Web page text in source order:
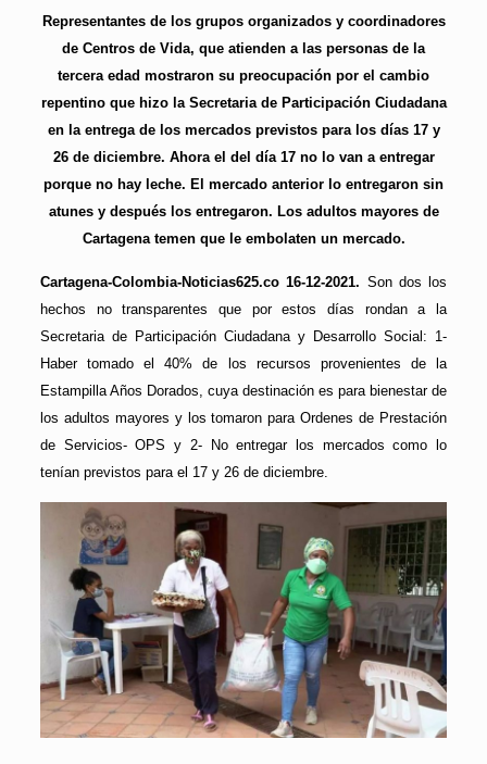
Representantes de los grupos organizados y coordinadores
de Centros de Vida, que atienden a las personas de la
tercera edad mostraron su preocupación por el cambio
repentino que hizo la Secretaria de Participación Ciudadana
en la entrega de los mercados previstos para los días 17 y
26 de diciembre. Ahora el del día 17 no lo van a entregar
porque no hay leche. El mercado anterior lo entregaron sin
atunes y después los entregaron. Los adultos mayores de
Cartagena temen que le embolaten un mercado.
Cartagena-Colombia-Noticias625.co 16-12-2021. Son dos los
hechos no transparentes que por estos días rondan a la
Secretaria de Participación Ciudadana y Desarrollo Social: 1-
Haber tomado el 40% de los recursos provenientes de la
Estampilla Años Dorados, cuya destinación es para bienestar de
los adultos mayores y los tomaron para Ordenes de Prestación
de Servicios- OPS y 2- No entregar los mercados como lo
tenían previstos para el 17 y 26 de diciembre.